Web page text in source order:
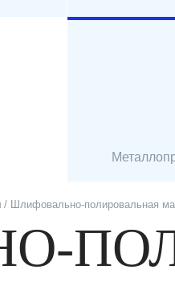
/ Шлифовально-полировальная